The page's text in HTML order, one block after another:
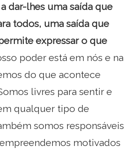
dar-lhes uma saída que
todos, uma saída que
expressar o que
poder está em nós e na
do que acontece
livres para sentir e
qualquer tipo de
somos responsáveis
motivados